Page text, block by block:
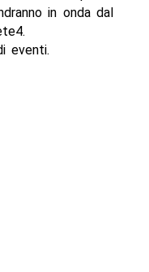
in onda dal
eventi.